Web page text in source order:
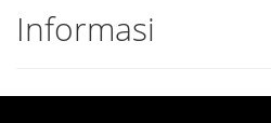
Informasi